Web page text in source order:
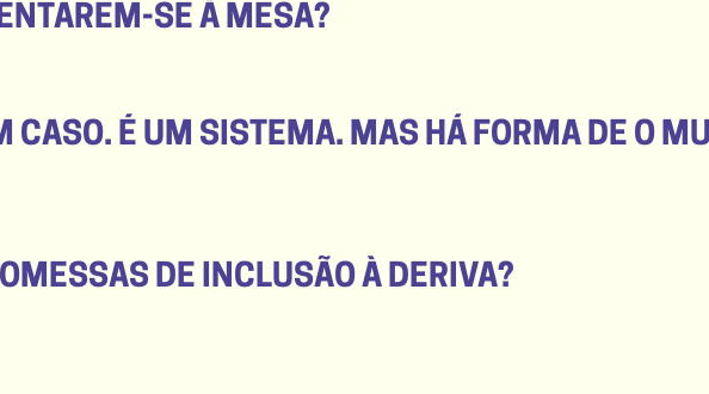
SE À MESA?
CASO. É UM SISTEMA. MAS HÁ FORMA DE O
DE INCLUSÃO À DERIVA?